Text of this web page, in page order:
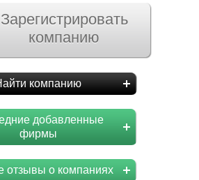
Зарегистрировать
компанию
компанию
добавленные
фирмы
отзывы о компаниях